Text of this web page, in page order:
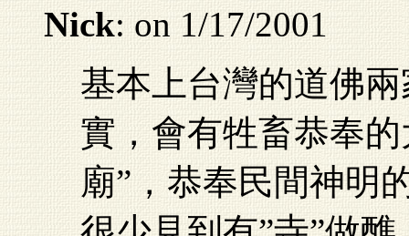
Nick: on 1/17/2001
基本上台灣的道佛
實，會有牲畜恭奉
廟”，恭奉民間神明